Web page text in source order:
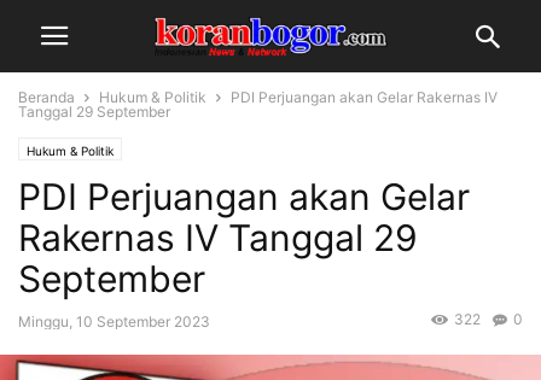
Beranda Hukum & Politik
PDI Perjuangan akan Gelar Rakernas IV
Tanggal 29 September
Hukum & Politik
PDI Perjuangan akan Gelar
Rakernas IV Tanggal 29
September
Minggu, 10 September 2023 0
322